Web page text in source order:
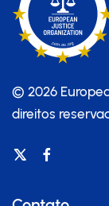
© 2026
direitos